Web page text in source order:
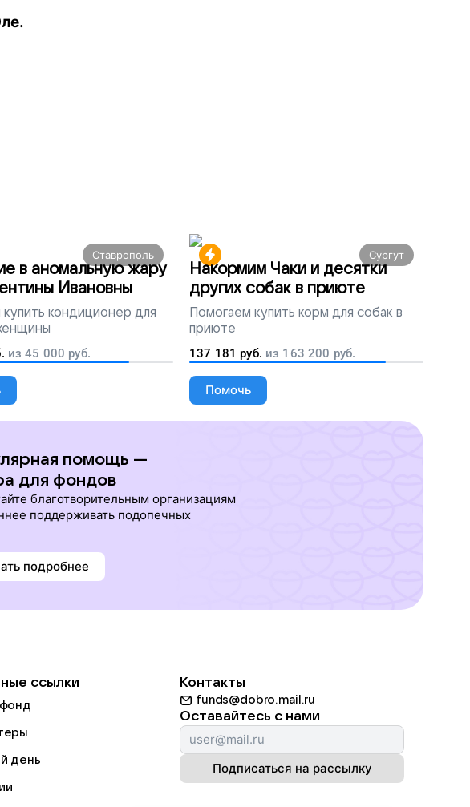
Ставрополь
в аномальную жару
Ивановны
купить кондиционер для
из45 000 руб.
Сургут
Накормим Чаки и десятки
других собак в приюте
Помогаем купить корм для собак в
приюте
137 181 руб. из 163 200 руб.
Помочь
помощь —
для фондов
благотворительным организациям
поддерживать подопечных
подробнее
ссылки
день
Контакты
funds@dobro.mail.ru
Оставайтесь с нами
Подписаться на рассылку